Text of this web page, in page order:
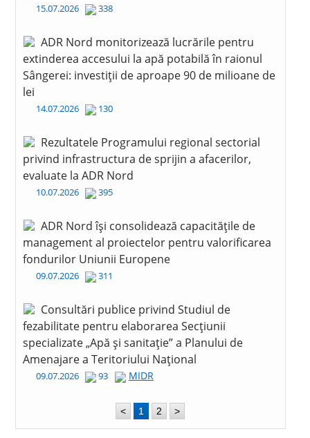
15.07.2026 338
ADR Nord monitorizează lucrările pentru
extinderea accesului la apă potabilă în raionul
Sângerei: investiții de aproape 90 de milioane de
lei
14.07.2026 130
Rezultatele Programului regional sectorial
privind infrastructura de sprijin a afacerilor,
evaluate la ADR Nord
10.07.2026 395
ADR Nord își consolidează capacitățile de
management al proiectelor pentru valorificarea
fondurilor Uniunii Europene
09.07.2026 311
Consultări publice privind Studiul de
fezabilitate pentru elaborarea Secțiunii
specializate „Apă și sanitație” a Planului de
Amenajare a Teritoriului Național
09.07.2026 93 MIDR
< 1 2 >